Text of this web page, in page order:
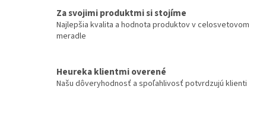
Za svojimi produktmi si stojíme
Najlepšia kvalita a hodnota produktov v celosvetovom
meradle
Heureka klientmi overené
Našu dôveryhodnosť a spoľahlivosť potvrdzujú klienti